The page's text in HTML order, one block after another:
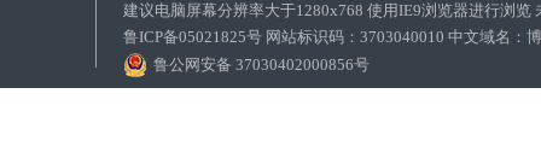
建议电脑屏幕分辨率大于1280x768 使用IE9浏览器进行浏览
鲁ICP备05021825号 网站标识码：3703040010 中文域名：
鲁公网安备 37030402000856号